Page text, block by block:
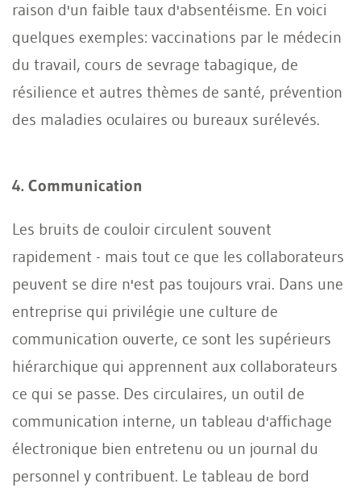
raison d'un faible taux d'absentéisme. En voici
quelques exemples: vaccinations par le médecin
du travail, cours de sevrage tabagique, de
résilience et autres thèmes de santé, prévention
des maladies oculaires ou bureaux surélevés.
4. Communication
Les bruits de couloir circulent souvent
rapidement - mais tout ce que les collaborateurs
peuvent se dire n'est pas toujours vrai. Dans une
entreprise qui privilégie une culture de
communication ouverte, ce sont les supérieurs
hiérarchique qui apprennent aux collaborateurs
ce qui se passe. Des circulaires, un outil de
communication interne, un tableau d'affichage
électronique bien entretenu ou un journal du
personnel y contribuent. Le tableau de bord